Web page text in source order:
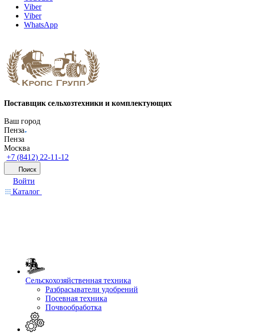
Viber
Viber
WhatsApp
Поставщик сельхозтехники и комплектующих
Ваш город
Пенза
Пенза
Москва
+7 (8412) 22-11-12
Поиск
Войти
Каталог
Сельскохозяйственная техника
Разбрасыватели удобрений
Посевная техника
Почвообработка